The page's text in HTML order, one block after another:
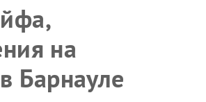
на
Барнауле